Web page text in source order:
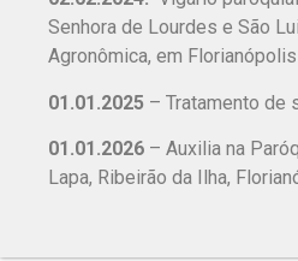
Senhora de Lourdes e São
Agronômica, em Florianópolis
01.01.2025 – Tratamento de
01.01.2026 – Auxilia na
Lapa, Ribeirão da Ilha,